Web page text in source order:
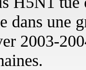
dans une
2003-